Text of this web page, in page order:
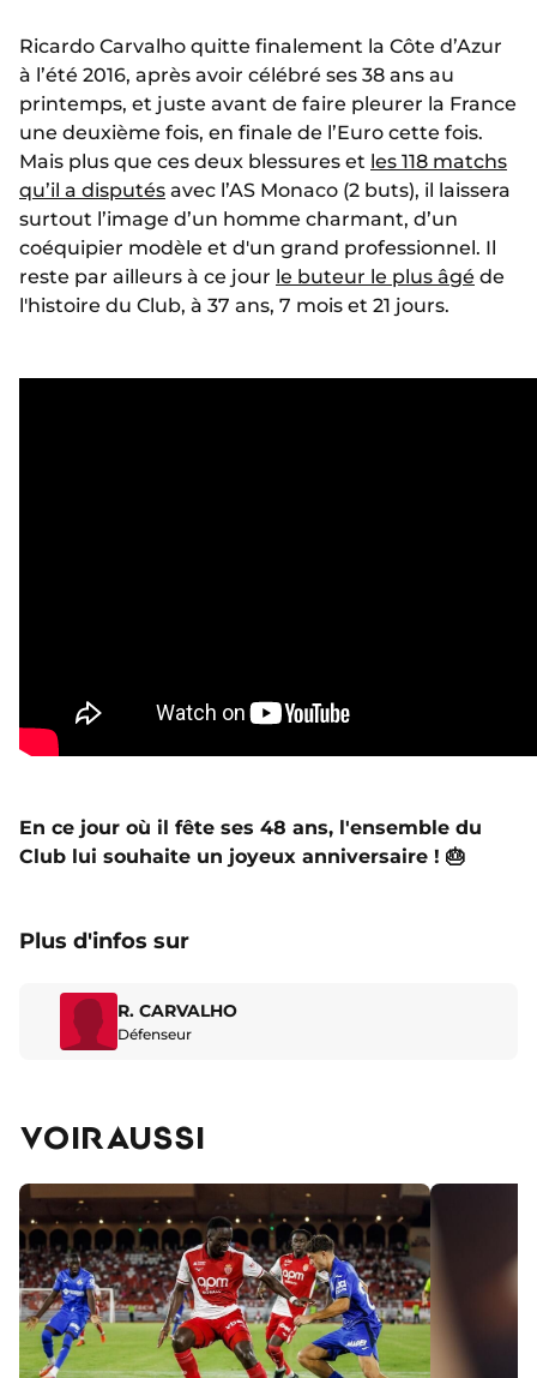
Ricardo Carvalho quitte finalement la Côte d’Azur
à l’été 2016, après avoir célébré ses 38 ans au
printemps, et juste avant de faire pleurer la France
une deuxième fois, en finale de l’Euro cette fois.
Mais plus que ces deux blessures et les 118 matchs
qu’il a disputés avec l’AS Monaco (2 buts), il laissera
surtout l’image d’un homme charmant, d’un
coéquipier modèle et d'un grand professionnel. Il
reste par ailleurs à ce jour le buteur le plus âgé de
l'histoire du Club, à 37 ans, 7 mois et 21 jours.
En ce jour où il fête ses 48 ans, l'ensemble du
Club lui souhaite un joyeux anniversaire ! 🎂
Plus d'infos sur
R. CARVALHO
Défenseur
VOIR AUSSI